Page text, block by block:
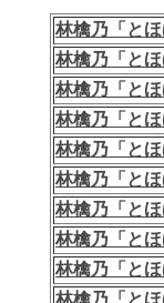
林檎乃「と
林檎乃「と
林檎乃「と
林檎乃「と
林檎乃「と
林檎乃「と
林檎乃「と
林檎乃「と
林檎乃「と
林檎乃「と